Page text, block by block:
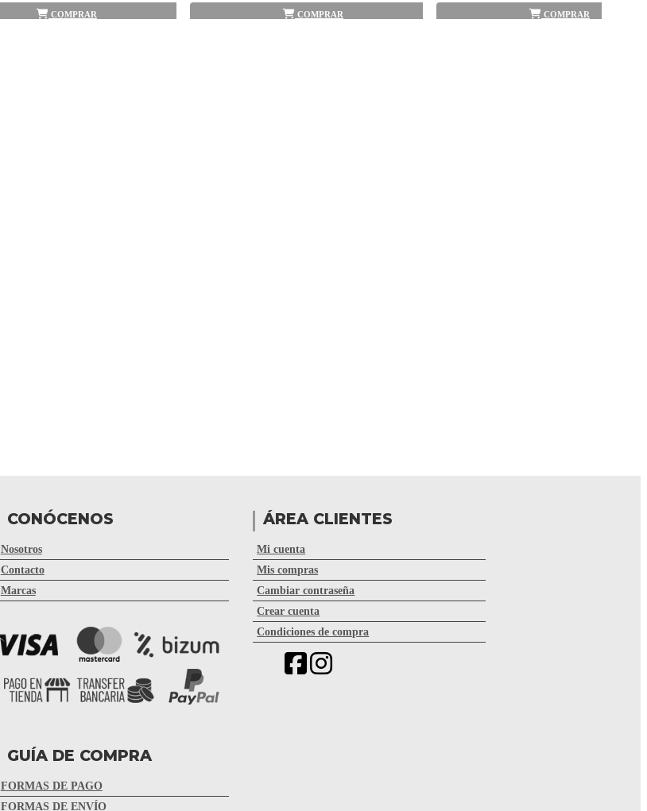
COMPRAR COMPRAR COMPRAR
CONÓCENOS
Nosotros
Contacto
Marcas
ÁREA CLIENTES
Mi cuenta
Mis compras
Cambiar contraseña
Crear cuenta
Condiciones de compra
GUÍA DE COMPRA
FORMAS DE PAGO
FORMAS DE ENVÍO